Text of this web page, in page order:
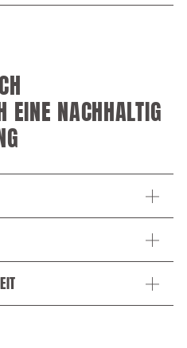
EINE NACHHALTIG